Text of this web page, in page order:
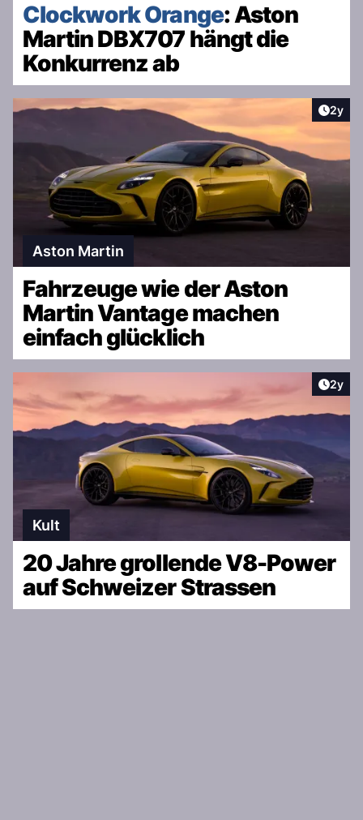
Clockwork Orange: Aston
Martin DBX707 hängt die
Konkurrenz ab
2y
Aston Martin
Fahrzeuge wie der Aston
Martin Vantage machen
einfach glücklich
2y
Kult
20 Jahre grollende V8-Power
auf Schweizer Strassen